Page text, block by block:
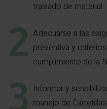
traslado de material.
Adecuarse a las
preventiva y
cumplimiento de la
Informar y
manejo de